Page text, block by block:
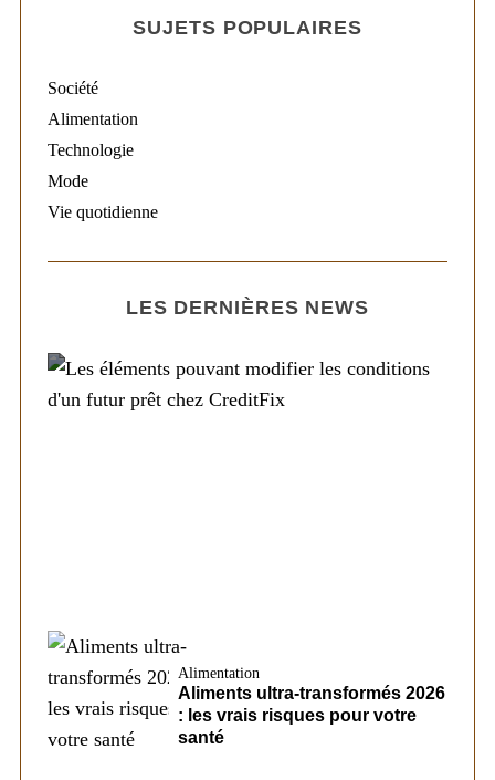
SUJETS POPULAIRES
Société
Alimentation
Technologie
Mode
Vie quotidienne
LES DERNIÈRES NEWS
Alimentation
Aliments ultra-transformés 2026
: les vrais risques pour votre
santé